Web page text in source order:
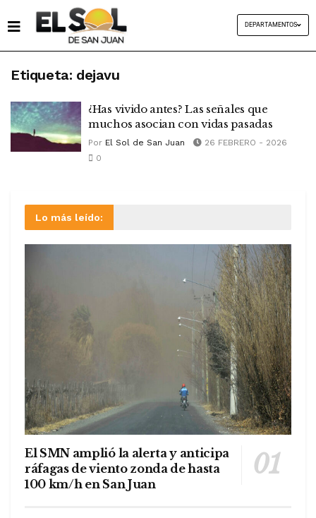
DEPARTAMENTOS
Etiqueta: dejavu
¿Has vivido antes? Las señales que
muchos asocian con vidas pasadas
Por El Sol de San Juan
26 FEBRERO - 2026
0
Lo más leído:
El SMN amplió la alerta y anticipa
ráfagas de viento zonda de hasta
100 km/h en San Juan